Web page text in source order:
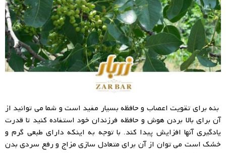
بنه برای تقویت اعصاب و حافظه بسیار مفید است و شما می توانید از
آن برای بالا بردن هوش و حافظه فرزندان خود استفاده کنید تا قدرت
یادگیری آنها افزایش پیدا کند. با توجه به اینکه دارای طبعی گرم و
خشک است می توان از آن برای متعادل سازی مزاج و رفع سردی بدن